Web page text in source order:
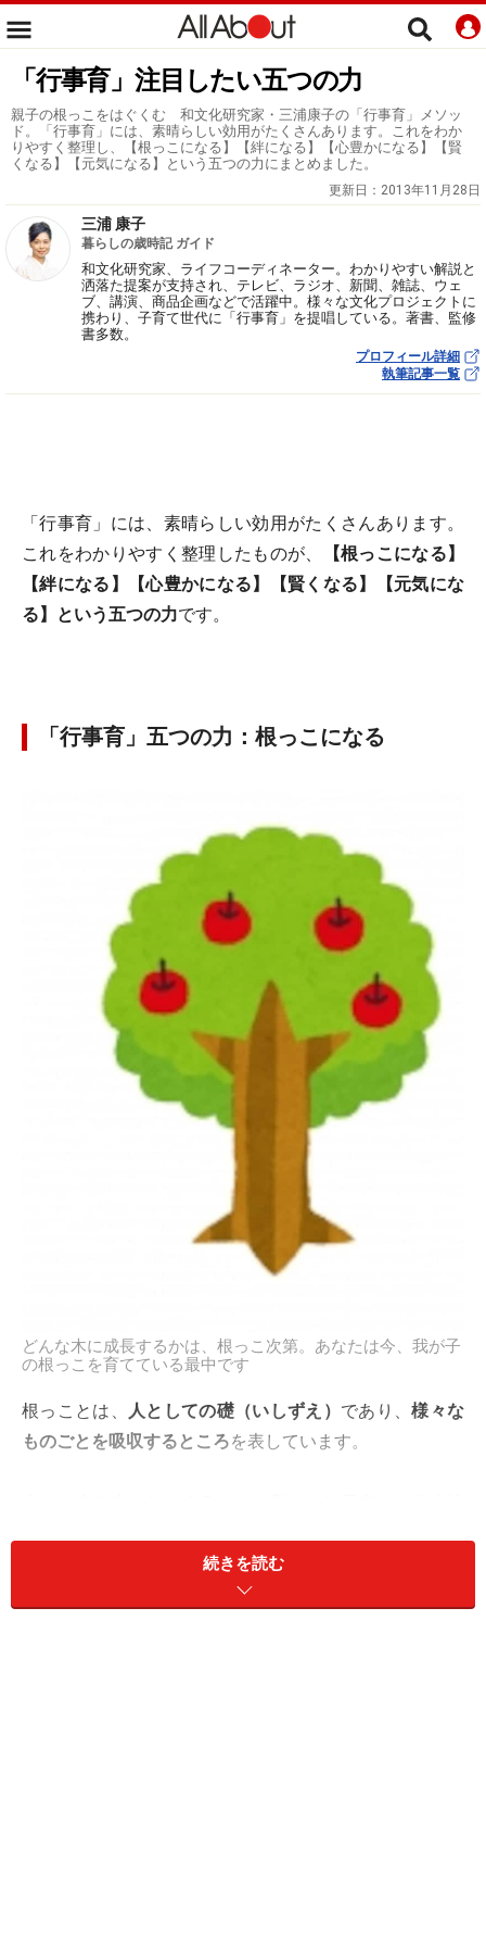
「行事育」注目したい五つの力
親子の根っこをはぐくむ 和文化研究家・三浦康子の「行事育」メソッ
ド。「行事育」には、素晴らしい効用がたくさんあります。これをわか
りやすく整理し、【根っこになる】【絆になる】【心豊かになる】【賢
くなる】【元気になる】という五つの力にまとめました。
更新日： 2013年11月28日
三浦 康子
暮らしの歳時記 ガイド
和文化研究家、ライフコーディネーター。わかりやすい解説と
洒落た提案が支持され、テレビ、ラジオ、新聞、雑誌、ウェ
ブ、講演、商品企画などで活躍中。様々な文化プロジェクトに
携わり、子育て世代に「行事育」を提唱している。著書、監修
書多数。
プロフィール詳細
執筆記事一覧
「行事育」には、素晴らしい効用がたくさんあります。
これをわかりやすく整理したものが、
【根っこになる】
【絆になる】【心豊かになる】【賢くなる】【元気にな
る】という五つの力です。
「行事育」五つの力：根っこになる
どんな木に成長するかは、根っこ次第。あなたは今、我が子
の根っこを育てている最中です
根っことは、 人としての礎（いしずえ） であり、様々な
ものごとを吸収するところを表しています。
長していきます。時とともに年輪はできていきますが、
根っこが弱いと幹も枝葉も貧弱になり、花も寂しくなり
続きを読む